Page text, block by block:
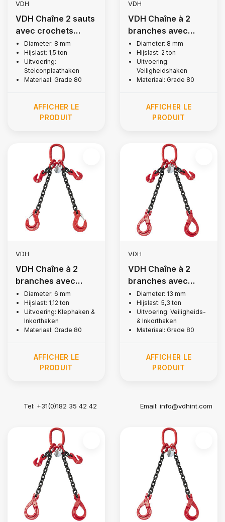
VDH
VDH Chaîne 2 sauts
avec crochets
stelcon, Ø 8 mm
Diameter: 8 mm
Hijslast: 1,5 ton
Uitvoering:
Stelconplaathaken
Materiaal: Grade 80
AFFICHER LE
PRODUIT
VDH
VDH Chaîne à 2
branches avec
crochets de
sécurité, Ø 8 mm
Diameter: 8 mm
Hijslast: 2 ton
Uitvoering:
Veiligheidshaken
Materiaal: Grade 80
AFFICHER LE
PRODUIT
VDH
VDH Chaîne à 2
branches avec
crochets à rabat et
à encoche, Ø 6 mm
Diameter: 6 mm
Hijslast: 1,12 ton
Uitvoering: Klephaken &
Inkorthaken
Materiaal: Grade 80
AFFICHER LE
PRODUIT
VDH
VDH Chaîne à 2
branches avec
crochets de
sécurité et crochets
fendus, Ø 13 mm
Diameter: 13 mm
Hijslast: 5,3 ton
Uitvoering: Veiligheids-
& Inkorthaken
Materiaal: Grade 80
AFFICHER LE
PRODUIT
Tel: +31(0)182 35 42 42 Email:info@vdhint.com